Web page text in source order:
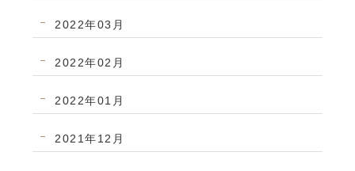
2022年03月
2022年02月
2022年01月
2021年12月